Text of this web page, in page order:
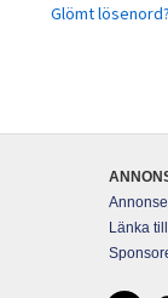
Glömt lösenord?
Länka